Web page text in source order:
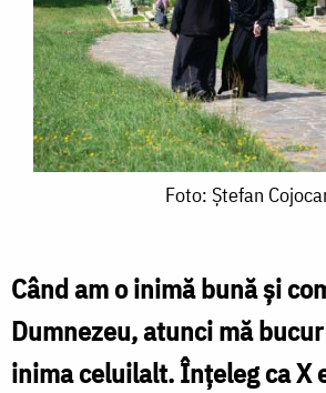
Cojocariu
Foto: Ștefan
Când am o inimă bună și
Dumnezeu, atunci mă
inima celuilalt. Înțeleg ca X